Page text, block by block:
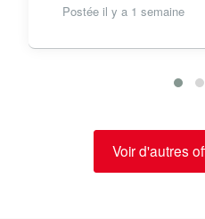
Postée il y a 1 semaine
Voir d'autres